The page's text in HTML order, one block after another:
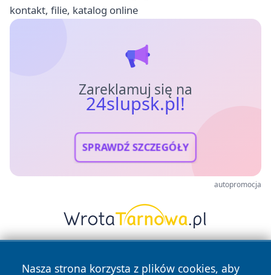
kontakt, filie, katalog online
Zareklamuj się na
24slupsk.pl!
SPRAWDŹ SZCZEGÓŁY
autopromocja
Nasza strona korzysta z plików cookies, aby